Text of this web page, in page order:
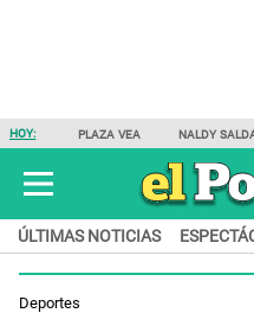
HOY: PLAZA VEA NALDY
ÚLTIMAS NOTICIAS
Deportes